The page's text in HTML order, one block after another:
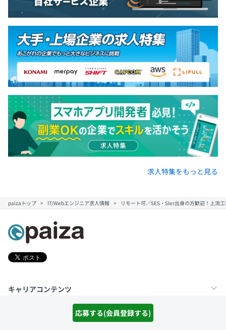
応募する(会員登録する)
求人特集をもっと見る
paizaトップ IT/Webエンジニア求人情報 リモート可／SES・SIer出身の方歓迎！上流
キャリアコンテンツ
未経験転職
スキルアップコンテンツ